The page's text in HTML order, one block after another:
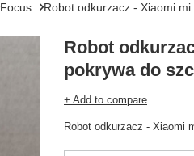
Focus Robot odkurzacz - Xiaomi
Robot
pokrywa do
+ Add to compare
Robot odkurzacz - Xiaomi